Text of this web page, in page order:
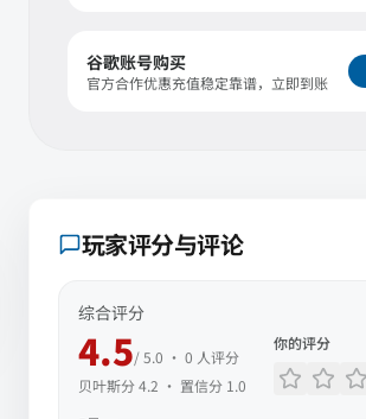
谷歌账号购买
官方合作优惠充值稳定靠谱，立即到账
玩家评分与评论
综合评分
4.5/ 5.0 · 0 人评分
贝叶斯分4.2 · 置信分 1.0
你的评分